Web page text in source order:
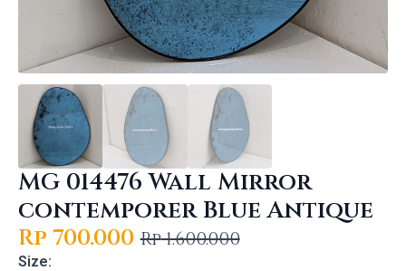
MG 014476 Wall Mirror
contemporer Blue Antique
Rp1.600.000
Original
Rp 700.000
Current
Size: